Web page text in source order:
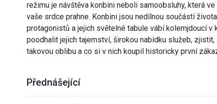
režimu je návštěva konbini neboli samoobsluhy, která
vaše srdce prahne. Konbini jsou nedílnou součástí
protagonistů a jejich světelné tabule vábí kolemjdoucí v
poodhalit jejich tajemství, širokou nabídku služeb,
takovou oblibu a co si v nich koupil historicky první
Přednášející